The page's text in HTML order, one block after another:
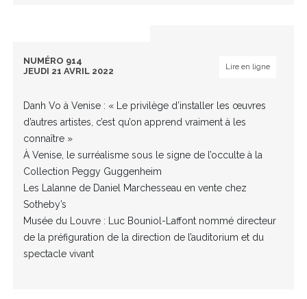
NUMÉRO 914
JEUDI 21 AVRIL 2022
Lire en ligne
Danh Vo à Venise : « Le privilège d’installer les œuvres
d’autres artistes, c’est qu’on apprend vraiment à les
connaître »
À Venise, le surréalisme sous le signe de l’occulte à la
Collection Peggy Guggenheim
Les Lalanne de Daniel Marchesseau en vente chez
Sotheby’s
Musée du Louvre : Luc Bouniol-Laffont nommé directeur
de la préfiguration de la direction de l’auditorium et du
spectacle vivant